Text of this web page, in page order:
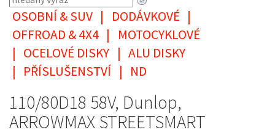
OSOBNÍ & SUV | DODÁVKOVÉ |
OFFROAD & 4X4 |
MOTOCYKLOVÉ
| OCELOVÉ DISKY | ALU DISKY
| PŘÍSLUŠENSTVÍ | ND
110/80D18 58V, Dunlop,
ARROWMAX STREETSMART